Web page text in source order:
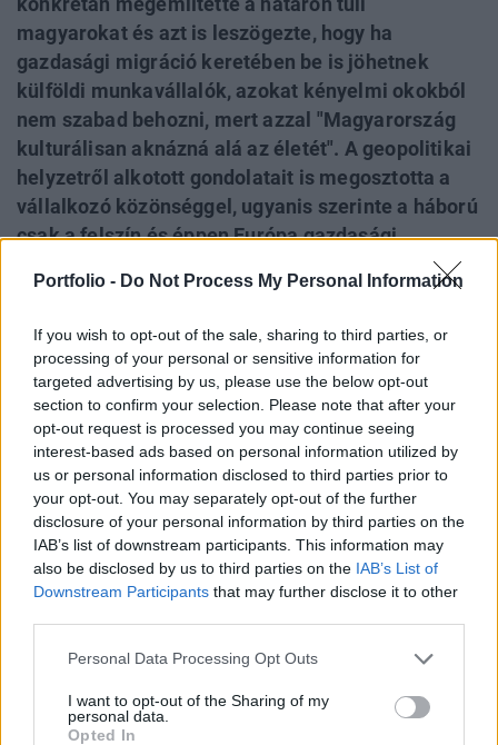
Portfolio - Do Not Process My Personal Information
If you wish to opt-out of the sale, sharing to third parties, or
processing of your personal or sensitive information for
targeted advertising by us, please use the below opt-out
section to confirm your selection. Please note that after your
opt-out request is processed you may continue seeing
interest-based ads based on personal information utilized by
us or personal information disclosed to third parties prior to
your opt-out. You may separately opt-out of the further
disclosure of your personal information by third parties on the
IAB’s list of downstream participants. This information may
also be disclosed by us to third parties on the IAB’s List of
Downstream Participants that may further disclose it to other
Personal Data Processing Opt Outs
I want to opt-out of the Sharing of my
personal data.
Opted In
magyarokat és azt is leszögezte, hogy ha
gazdasági migráció keretében be is jöhetnek
külföldi munkavállalók, azokat kényelmi okokból
nem szabad behozni, mert azzal "Magyarország
kulturálisan aknázná alá az életét". A geopolitikai
helyzetről alkotott gondolatait is megosztotta a
vállalkozó közönséggel, ugyanis szerinte a háború
csak a felszín és éppen Európa gazdasági
amerikai kísérlet. A konkrét kormányzati tervek
a kormány 2-3 nagyteljesítményű gázerőművet
fog építeni, hogy a beruházásvezérelt iparbővülést
a térségben támogassa. Az akkumulátorgyárakat
támogató kormányzati politikát a védelmébe
vette, a járműipartól függ ugyanis 300 ezer család
megélhetése közvetlenül is. Aláhúzta továbbá,
hogy Magyarország nem mond le az orosz
energiáról. Míg Nagy Márton és Varga Mihály
kínosan ügyelt arra, hogy ne tegyen semmilyen
hogy van most egy gazdaságpolikai vita az MNB
és a kormány között, és érzékeltette, hogy hHa
széthúznak a lovak, akkor a kocsi az árokban köt